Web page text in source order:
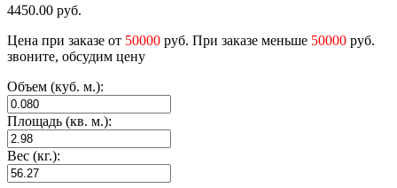
4450.00 руб.
Цена при заказе от 50000 руб. При заказе меньше 50000 руб.
звоните, обсудим цену
Объем (куб. м.):
Площадь (кв. м.):
Вес (кг.):